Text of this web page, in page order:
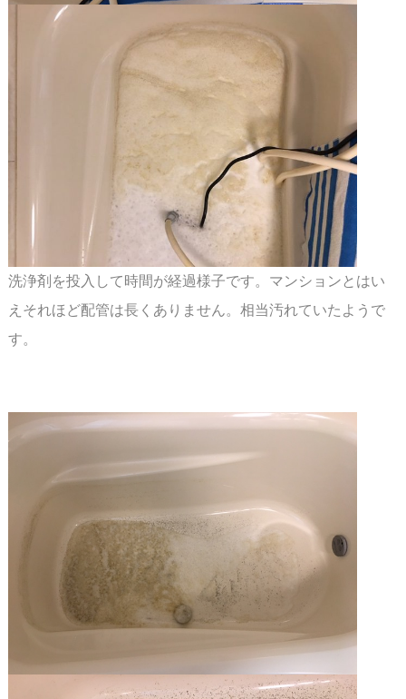
洗浄剤を投入して時間が経過様子です。マンションとはい
えそれほど配管は長くありません。 相当汚れていたようで
す。